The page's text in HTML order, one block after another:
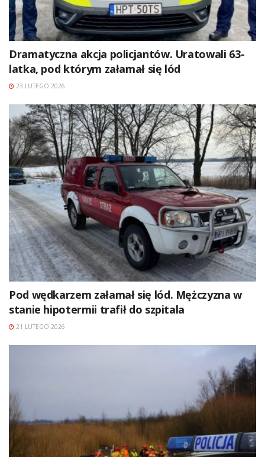
Dramatyczna akcja policjantów. Uratowali 63-
latka, pod którym załamał się lód
23 LUTEGO 2026
Pod wędkarzem załamał się lód. Mężczyzna w
stanie hipotermii trafił do szpitala
21 LUTEGO 2026